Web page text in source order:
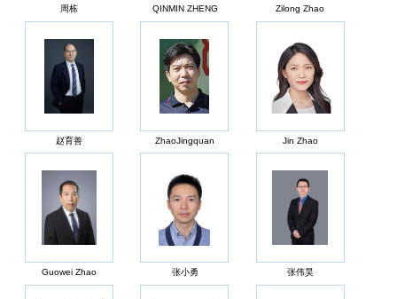
周栋 QINMIN ZHENG Zilong Zhao
赵育善 ZhaoJingquan Jin Zhao
Guowei Zhao 张小勇 张伟昊